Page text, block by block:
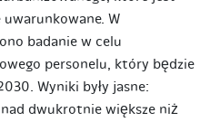
W
badanie w celu
personelu, który będzie
Wyniki były jasne:
dwukrotnie większe niż